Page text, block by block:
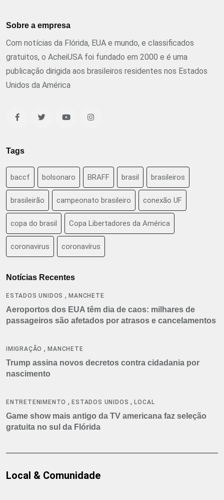
Sobre a empresa
Com notícias da Flórida, EUA e mundo, e classificados
gratuitos, o AcheiUSA foi fundado em 2000 e é uma
publicação dirigida aos brasileiros residentes nos Estados
Unidos da América
Tags
baccf bolsonaro BRAFF brasil brasileiros
brasileirão campeonato brasileiro conexão UF
copa do brasil Copa Libertadores da América
coronavirus coronavírus
Notícias Recentes
ESTADOS UNIDOS ,MANCHETE
Aeroportos dos EUA têm dia de caos: milhares de
passageiros são afetados por atrasos e cancelamentos
IMIGRAÇÃO ,MANCHETE
Trump assina novos decretos contra cidadania por
nascimento
ENTRETENIMENTO ,ESTADOS UNIDOS ,LOCAL
Game show mais antigo da TV americana faz seleção
gratuita no sul da Flórida
Local & Comunidade